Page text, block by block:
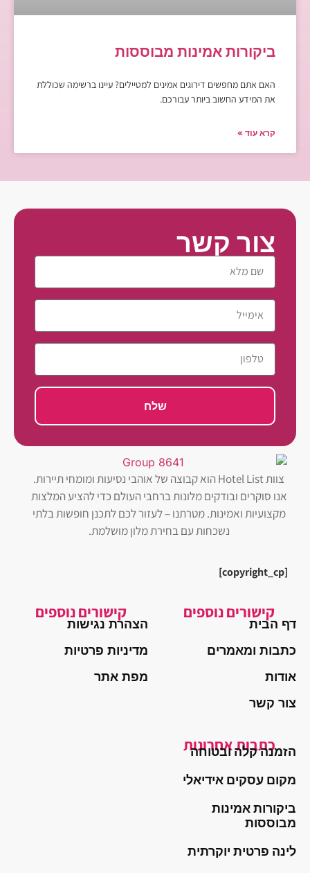
ביקורות אמינות מבוססות
האם אתם מחפשים דירוגים אמינים למטיילים? עיינו ברשימה שכוללת
את המידע החשוב ביותר עבורכם.
קרא עוד »
צור קשר
שלח
צוות Hotel List הוא קבוצה של אוהבי נסיעות ומומחי תיירות.
אנו סוקרים ובודקים מלונות ברחבי העולם כדי להציע המלצות
מקצועיות ואמינות. מטרתנו – לעזור לכם לתכנן חופשות בלתי
נשכחות עם בחירת מלון מושלמת.
[copyright_cp]
קישורים נוספים
דף הבית
כתבות ומאמרים
אודות
צור קשר
קישורים נוספים
הצהרת נגישות
מדיניות פרטיות
מפת אתר
כתבות אחרונות
הזמנה קלה ובטוחה
מקום עסקים אידיאלי
ביקורות אמינות
מבוססות
לינה פרטית יוקרתית